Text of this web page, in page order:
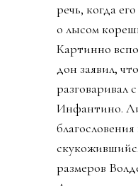
речь, когда
о лысом
Картинно
дон заявил,
разговаривал с
Инфантино.
размеров